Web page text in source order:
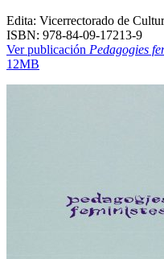
Edita: Vicerrectorado de
ISBN: 978-84-09-17213-9
Ver publicación Pedagogies
12MB